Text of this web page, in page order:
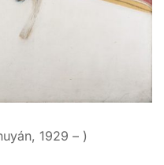
1929 – )